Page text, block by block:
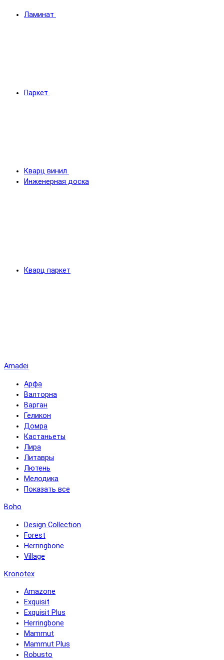
Ламинат
Паркет
Кварц винил
Инженерная доска
Кварц паркет
Amadei
Арфа
Валторна
Варган
Геликон
Домра
Кастаньеты
Лира
Литавры
Лютень
Мелодика
Показать все
Boho
Design Collection
Forest
Herringbone
Village
Kronotex
Amazone
Exquisit
Exquisit Plus
Herringbone
Mammut
Mammut Plus
Robusto